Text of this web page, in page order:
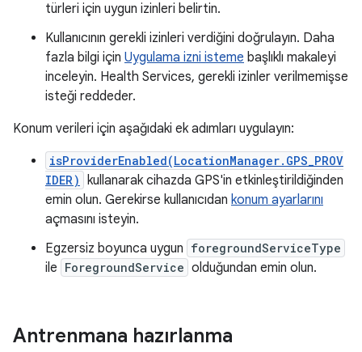
türleri için uygun izinleri belirtin.
Kullanıcının gerekli izinleri verdiğini doğrulayın. Daha
fazla bilgi için Uygulama izni isteme başlıklı makaleyi
inceleyin. Health Services, gerekli izinler verilmemişse
isteği reddeder.
Konum verileri için aşağıdaki ek adımları uygulayın:
isProviderEnabled(LocationManager.GPS_PROV
IDER) kullanarak cihazda GPS'in etkinleştirildiğinden
emin olun. Gerekirse kullanıcıdan konum ayarlarını
açmasını isteyin.
Egzersiz boyunca uygun foregroundServiceType
ile ForegroundService olduğundan emin olun.
Antrenmana hazırlanma